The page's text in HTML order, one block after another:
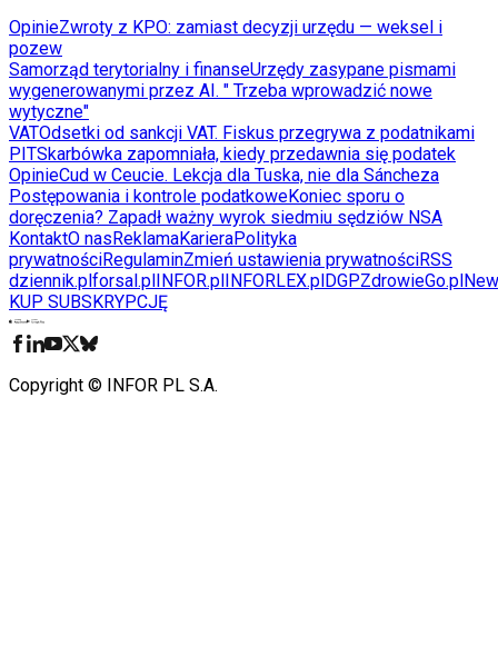
OpinieZwroty z KPO: zamiast decyzji urzędu — weksel i
pozew
Samorząd terytorialny i finanseUrzędy zasypane pismami
wygenerowanymi przez AI. " Trzeba wprowadzić nowe
wytyczne"
VATOdsetki od sankcji VAT. Fiskus przegrywa z podatnikami
PITSkarbówka zapomniała, kiedy przedawnia się podatek
OpinieCud w Ceucie. Lekcja dla Tuska, nie dla Sáncheza
Postępowania i kontrole podatkoweKoniec sporu o
doręczenia? Zapadł ważny wyrok siedmiu sędziów NSA
KontaktO nasReklamaKarieraPolityka
prywatnościRegulaminZmień ustawienia prywatnościRSS
dziennik.plforsal.plINFOR.plINFORLEX.plDGPZdrowieGo.pl
KUP SUBSKRYPCJĘ
Copyright © INFOR PL S.A.